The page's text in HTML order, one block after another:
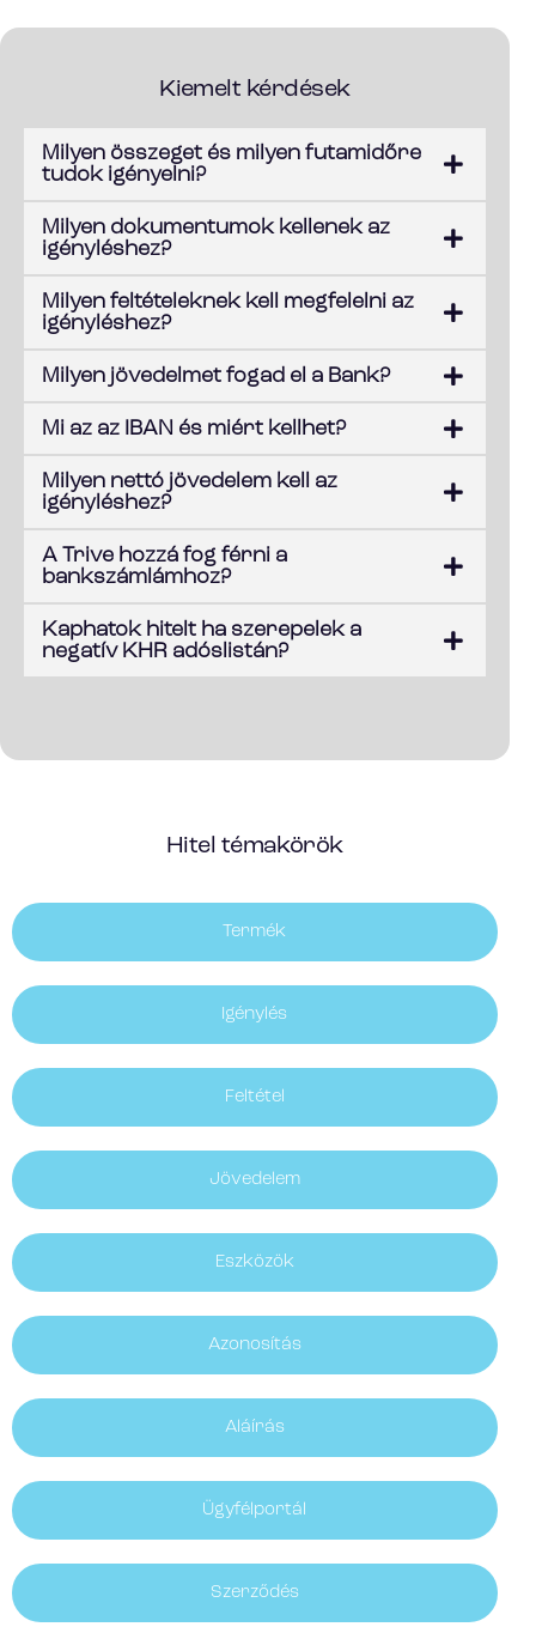
Kiemelt kérdések
Milyen összeget és milyen futamidőre
tudok igényelni?
Milyen dokumentumok kellenek az
igényléshez?
Milyen feltételeknek kell megfelelni az
igényléshez?
Milyen jövedelmet fogad el a Bank?
Mi az az IBAN és miért kellhet?
Milyen nettó jövedelem kell az
igényléshez?
A Trive hozzá fog férni a
bankszámlámhoz?
Kaphatok hitelt ha szerepelek a
negatív KHR adóslistán?
Hitel témakörök
Termék
Igénylés
Feltétel
Jövedelem
Eszközök
Azonosítás
Aláírás
Ügyfélportál
Szerződés